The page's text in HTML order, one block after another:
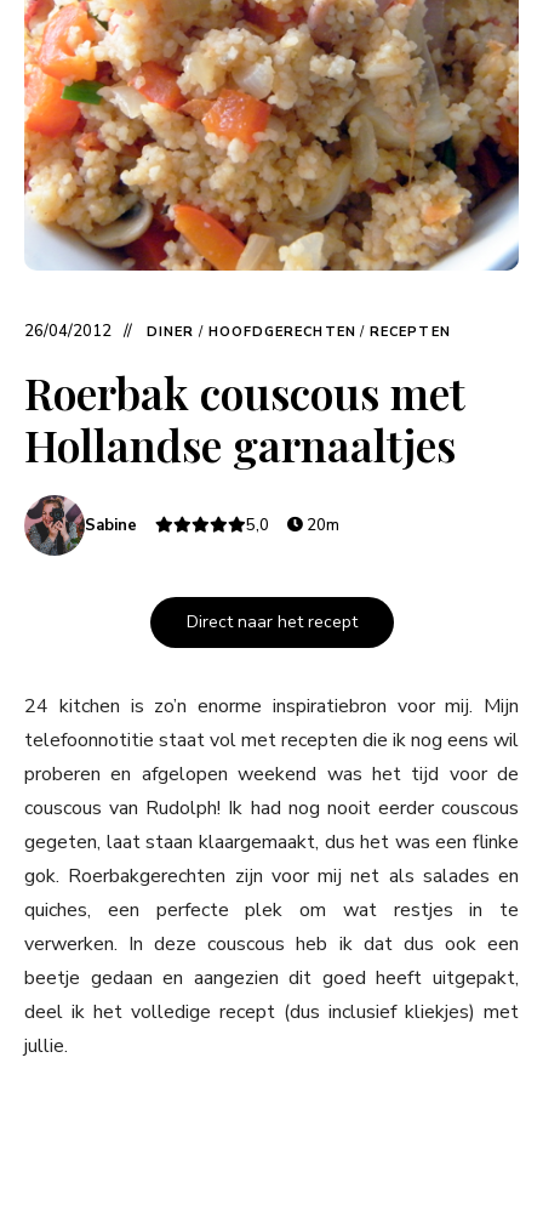
26/04/2012 DINER / HOOFDGERECHTEN / RECEPTEN
Roerbak couscous met
Hollandse garnaaltjes
Sabine 5,0 20m
Direct naar het recept
24 kitchen is zo’n enorme inspiratiebron voor mij. Mijn
telefoonnotitie staat vol met recepten die ik nog eens wil
proberen en afgelopen weekend was het tijd voor de
couscous van Rudolph! Ik had nog nooit eerder couscous
gegeten, laat staan klaargemaakt, dus het was een flinke
gok. Roerbakgerechten zijn voor mij net als salades en
quiches, een perfecte plek om wat restjes in te
verwerken. In deze couscous heb ik dat dus ook een
beetje gedaan en aangezien dit goed heeft uitgepakt,
deel ik het volledige recept (dus inclusief kliekjes) met
jullie.